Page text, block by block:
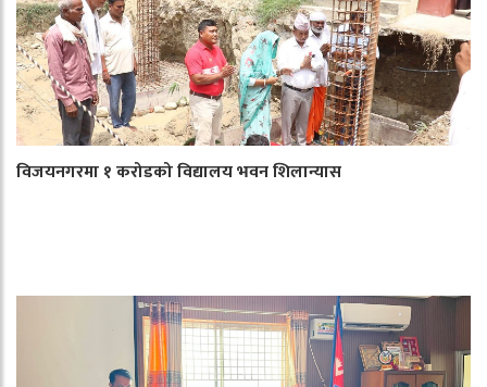
विजयनगरमा १ करोडको विद्यालय भवन शिलान्यास